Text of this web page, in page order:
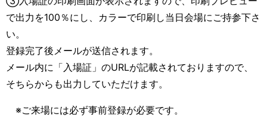
で出力を100％にし、カラーで印刷し当日会場にご持参下さ
い。
登録完了後メールが送信されます。
メール内に「入場証」のURLが記載されておりますので、
そちらからも出力していただけます。
※ご来場には必ず事前登録が必要です。